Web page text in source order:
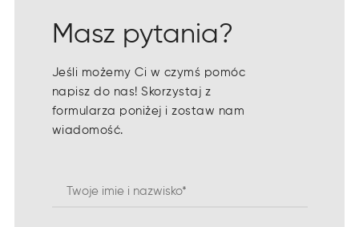
Masz pytania?
Jeśli możemy Ci w czymś pomóc
napisz do nas! Skorzystaj z
formularza poniżej i zostaw nam
wiadomość.